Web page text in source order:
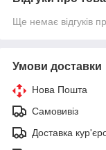
Ще немає відгуків
Умови доставки
Нова Пошта
Самовивіз
Доставка